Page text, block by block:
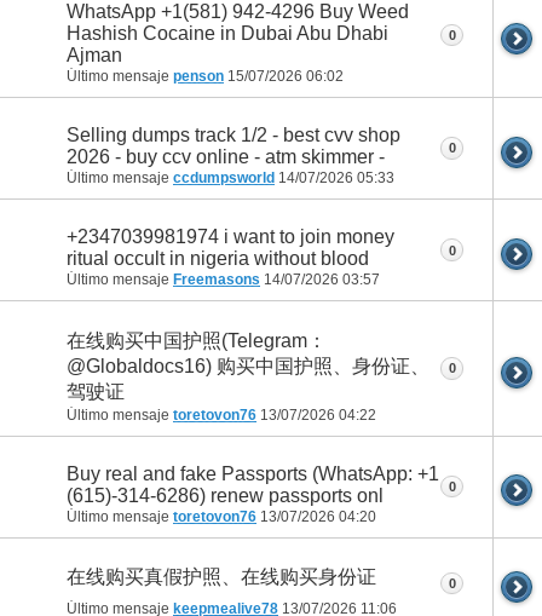
WhatsApp +1(581) 942-4296 Buy Weed
Hashish Cocaine in Dubai Abu Dhabi
Ajman
Último mensaje penson 15/07/2026 06:02
0
Selling dumps track 1/2 - best cvv shop
2026 - buy ccv online - atm skimmer -
Último mensaje ccdumpsworld 14/07/2026 05:33
0
+2347039981974 i want to join money
ritual occult in nigeria without blood
Último mensaje Freemasons 14/07/2026 03:57
0
在线购买中国护照(Telegram：
@Globaldocs16) 购买中国护照、身份证、
驾驶证
Último mensaje toretovon76 13/07/2026 04:22
0
Buy real and fake Passports (WhatsApp: +1
(615)-314-6286) renew passports onl
Último mensaje toretovon76 13/07/2026 04:20
0
在线购买真假护照、在线购买身份证
Último mensaje keepmealive78 13/07/2026 11:06
0